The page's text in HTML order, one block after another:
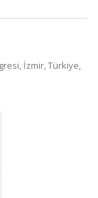
İzmir, Türkiye,